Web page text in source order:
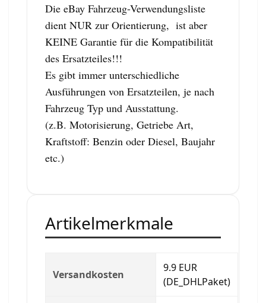
Die eBay Fahrzeug-Verwendungsliste
dient NUR zur Orientierung, ist aber
KEINE Garantie für die Kompatibilität
des Ersatzteiles!!!
Es gibt immer unterschiedliche
Ausführungen von Ersatzteilen, je nach
Fahrzeug Typ und Ausstattung.
(z.B. Motorisierung, Getriebe Art,
Kraftstoff: Benzin oder Diesel, Baujahr
etc.)
Artikelmerkmale
Versandkosten
9.9 EUR
(DE_DHLPaket)